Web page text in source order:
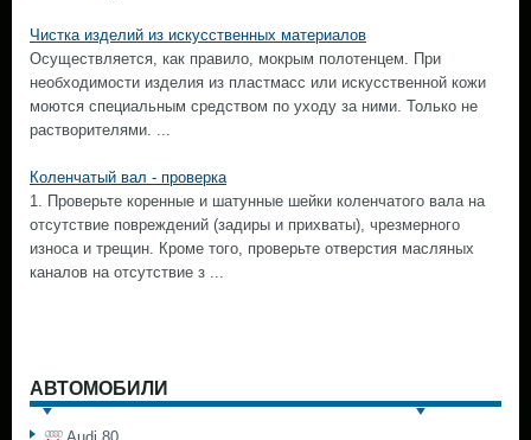
Чистка изделий из искусственных материалов
Осуществляется, как правило, мокрым полотенцем. При
необходимости изделия из пластмасс или искусственной кожи
моются специальным средством по уходу за ними. Только не
растворителями. ...
Коленчатый вал - проверка
1. Проверьте коренные и шатунные шейки коленчатого вала на
отсутствие повреждений (задиры и прихваты), чрезмерного
износа и трещин. Кроме того, проверьте отверстия масляных
каналов на отсутствие з ...
АВТОМОБИЛИ